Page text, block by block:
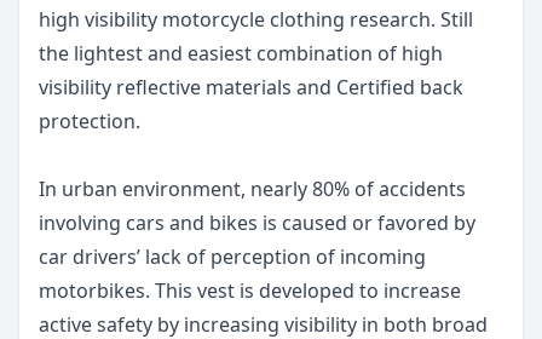
high visibility motorcycle clothing research. Still
the lightest and easiest combination of high
visibility reflective materials and Certified back
protection.
In urban environment, nearly 80% of accidents
involving cars and bikes is caused or favored by
car drivers’ lack of perception of incoming
motorbikes. This vest is developed to increase
active safety by increasing visibility in both broad